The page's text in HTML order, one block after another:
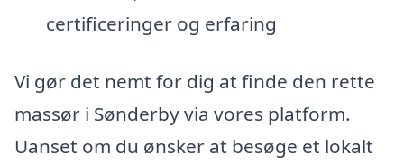
certificeringer og erfaring
Vi gør det nemt for dig at finde den rette
massør i Sønderby via vores platform.
Uanset om du ønsker at besøge et lokalt